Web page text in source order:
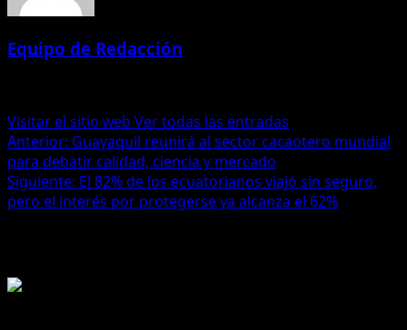
Equipo de Redacción
Visitar el sitio web Ver todas las entradas
Navegación
de
entradas
Anterior: Guayaquil reunirá al sector cacaotero mundial
para debatir calidad, ciencia y mercado
Siguiente: El 82% de los ecuatorianos viajó sin seguro,
pero el interés por protegerse ya alcanza el 62%